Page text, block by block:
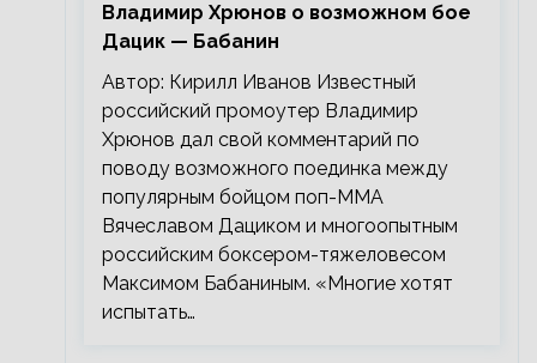
Владимир Хрюнов о возможном бое
Дацик — Бабанин
Автор: Кирилл Иванов Известный
российский промоутер Владимир
Хрюнов дал свой комментарий по
поводу возможного поединка между
популярным бойцом поп-ММА
Вячеславом Дациком и многоопытным
российским боксером-тяжеловесом
Максимом Бабаниным. «Многие хотят
испытать…